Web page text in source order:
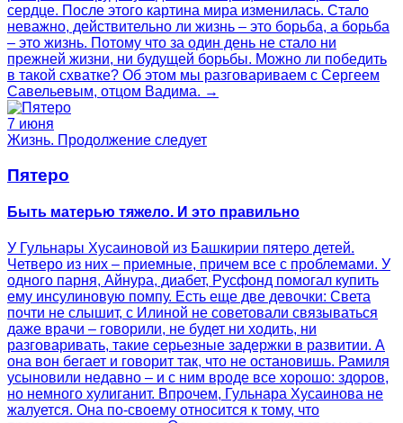
сердце. После этого картина мира изменилась. Стало
неважно, действительно ли жизнь – это борьба, а борьба
– это жизнь. Потому что за один день не стало ни
прежней жизни, ни будущей борьбы. Можно ли победить
в такой схватке? Об этом мы разговариваем с Сергеем
Савельевым, отцом Вадима. →
7 июня
Жизнь. Продолжение следует
Пятеро
Быть матерью тяжело. И это правильно
У Гульнары Хусаиновой из Башкирии пятеро детей.
Четверо из них – приемные, причем все с проблемами. У
одного парня, Айнура, диабет, Русфонд помогал купить
ему инсулиновую помпу. Есть еще две девочки: Света
почти не слышит, с Илиной не советовали связываться
даже врачи – говорили, не будет ни ходить, ни
разговаривать, такие серьезные задержки в развитии. А
она вон бегает и говорит так, что не остановишь. Рамиля
усыновили недавно – и с ним вроде все хорошо: здоров,
но немного хулиганит. Впрочем, Гульнара Хусаинова не
жалуется. Она по-своему относится к тому, что